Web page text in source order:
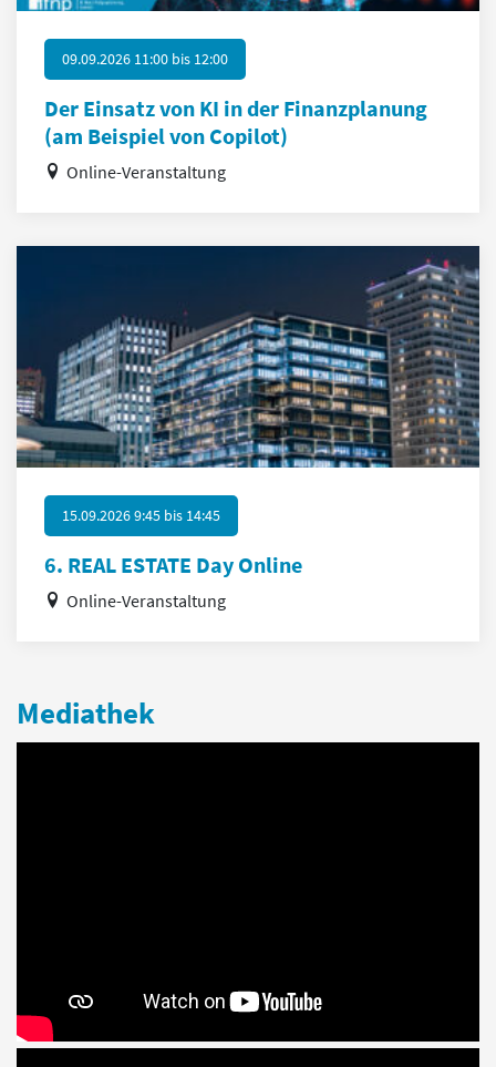
09.09.2026 11:00 bis 12:00
Der Einsatz von KI in der Finanzplanung
(am Beispiel von Copilot)
Online-Veranstaltung
15.09.2026 9:45 bis 14:45
6. REAL ESTATE Day Online
Online-Veranstaltung
Mediathek